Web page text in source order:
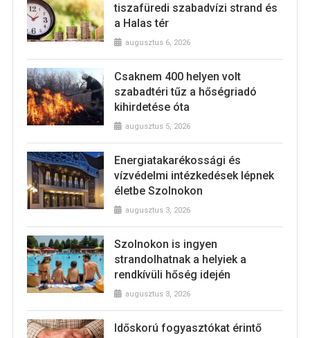
tiszafüredi szabadvízi strand és
a Halas tér
augusztus 6, 2026
Csaknem 400 helyen volt
szabadtéri tűz a hőségriadó
kihirdetése óta
augusztus 5, 2026
Energiatakarékossági és
vízvédelmi intézkedések lépnek
életbe Szolnokon
augusztus 3, 2026
Szolnokon is ingyen
strandolhatnak a helyiek a
rendkívüli hőség idején
augusztus 3, 2026
Időskorú fogyasztókat érintő